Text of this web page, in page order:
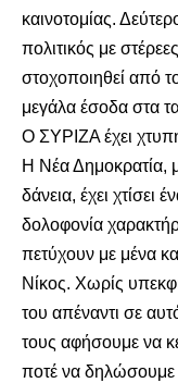
καινοτομίας.
πολιτικός με
στοχοποιηθεί από
μεγάλα έσοδα στα
Ο ΣΥΡΙΖΑ έχει
Η Νέα Δημοκρατία,
δάνεια, έχει χτίσει
δολοφονία
πετύχουν με μένα
Νίκος. Χωρίς
του απέναντι σε
τους αφήσουμε να
ποτέ να δηλώσουμε